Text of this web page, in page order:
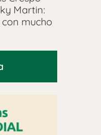
Martin:
mucho